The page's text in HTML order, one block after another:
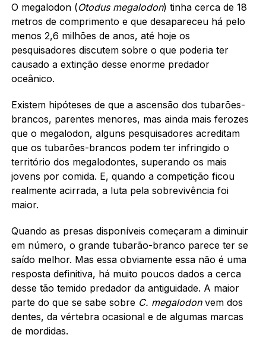
O megalodon (Otodus megalodon) tinha cerca de 18
metros de comprimento e que desapareceu há pelo
menos 2,6 milhões de anos, até hoje os
pesquisadores discutem sobre o que poderia ter
causado a extinção desse enorme predador
oceânico.
Existem hipóteses de que a ascensão dos tubarões-
brancos, parentes menores, mas ainda mais ferozes
que o megalodon, alguns pesquisadores acreditam
que os tubarões-brancos podem ter infringido o
território dos megalodontes, superando os mais
jovens por comida. E, quando a competição ficou
realmente acirrada, a luta pela sobrevivência foi
maior.
Quando as presas disponíveis começaram a diminuir
em número, o grande tubarão-branco parece ter se
saído melhor. Mas essa obviamente essa não é uma
resposta definitiva, há muito poucos dados a cerca
desse tão temido predador da antiguidade. A maior
parte do que se sabe sobre C. megalodonvem dos
dentes, da vértebra ocasional e de algumas marcas
de mordidas.